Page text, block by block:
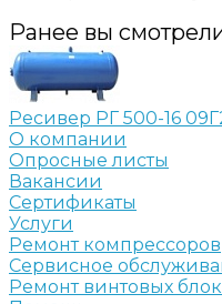
Ранее вы
Ресивер РГ 500-16
О компании
Опросные листы
Вакансии
Сертификаты
Услуги
Ремонт компрессоров
Сервисное
Ремонт винтовых